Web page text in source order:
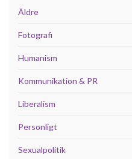
Äldre
Fotografi
Humanism
Kommunikation & PR
Liberalism
Personligt
Sexualpolitik